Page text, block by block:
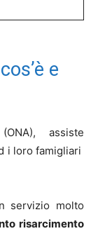
e
assiste
i loro famigliari
servizio molto
risarcimento